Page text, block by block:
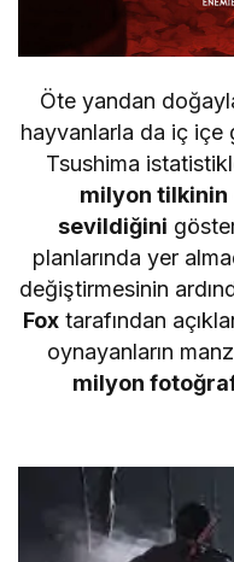
Öte yandan
hayvanlarla da iç içe
Tsushima
milyon tilkinin
sevildiğini
planlarında yer
değiştirmesinin
Fox tarafından
oynayanların
milyon